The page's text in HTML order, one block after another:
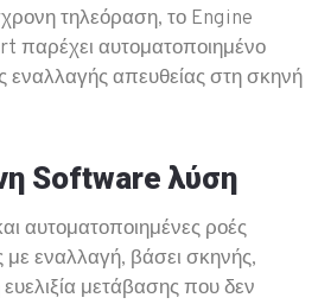
τηλεόραση, το Engine
παρέχει αυτοματοποιημένο
εναλλαγής απευθείας στη σκηνή
Software λύση
αυτοματοποιημένες ροές
εναλλαγή, βάσει σκηνής,
μετάβασης που δεν